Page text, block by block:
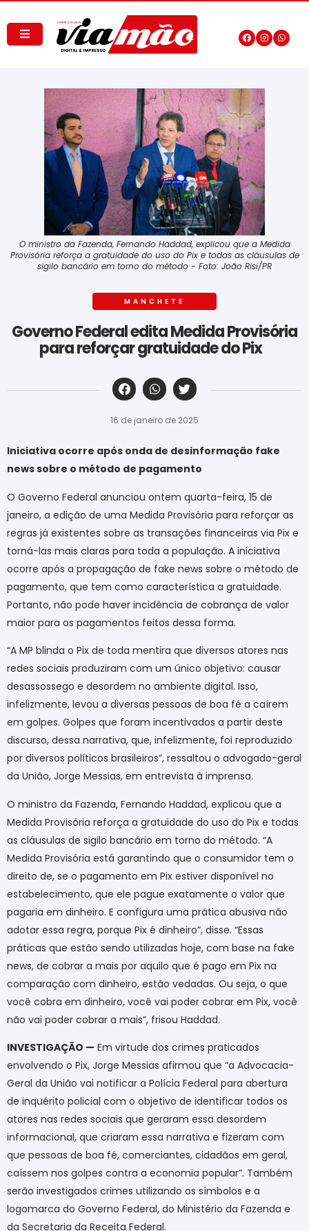
O ministro da Fazenda, Fernando Haddad, explicou que a Medida
Provisória reforça a gratuidade do uso do Pix e todas as cláusulas de
sigilo bancário em torno do método - Foto: João Risi/PR
MANCHETE
Governo Federal edita Medida Provisória
para reforçar gratuidade do Pix
‎ ‎ ‎ ‎ ‎ ‎ ‎ ‎ ‎ ‎ ‎ ‎ ‎ ‎ ‎ ‎ ‎ ‎ ‎ ‎ ‎ ‎ ‎ ‎ ‎ ‎ ‎ ‎ ‎ ‎ ‎
16 de janeiro de 2025
Iniciativa ocorre após onda de desinformação fake
news sobre o método de pagamento
O Governo Federal anunciou ontem quarta-feira, 15 de
janeiro, a edição de uma Medida Provisória para reforçar as
regras já existentes sobre as transações financeiras via Pix e
torná-las mais claras para toda a população. A iniciativa
ocorre após a propagação de fake news sobre o método de
pagamento, que tem como característica a gratuidade.
Portanto, não pode haver incidência de cobrança de valor
maior para os pagamentos feitos dessa forma.
“A MP blinda o Pix de toda mentira que diversos atores nas
redes sociais produziram com um único objetivo: causar
desassossego e desordem no ambiente digital. Isso,
infelizmente, levou a diversas pessoas de boa fé a caírem
em golpes. Golpes que foram incentivados a partir deste
discurso, dessa narrativa, que, infelizmente, foi reproduzido
por diversos políticos brasileiros”, ressaltou o advogado-geral
da União, Jorge Messias, em entrevista à imprensa.
O ministro da Fazenda, Fernando Haddad, explicou que a
Medida Provisória reforça a gratuidade do uso do Pix e todas
as cláusulas de sigilo bancário em torno do método. “A
Medida Provisória está garantindo que o consumidor tem o
direito de, se o pagamento em Pix estiver disponível no
estabelecimento, que ele pague exatamente o valor que
pagaria em dinheiro. E configura uma prática abusiva não
adotar essa regra, porque Pix é dinheiro”, disse. “Essas
práticas que estão sendo utilizadas hoje, com base na fake
news, de cobrar a mais por aquilo que é pago em Pix na
comparação com dinheiro, estão vedadas. Ou seja, o que
você cobra em dinheiro, você vai poder cobrar em Pix, você
não vai poder cobrar a mais”, frisou Haddad.
INVESTIGAÇÃO — Em virtude dos crimes praticados
envolvendo o Pix, Jorge Messias afirmou que “a Advocacia-
Geral da União vai notificar a Polícia Federal para abertura
de inquérito policial com o objetivo de identificar todos os
atores nas redes sociais que geraram essa desordem
informacional, que criaram essa narrativa e fizeram com
que pessoas de boa fé, comerciantes, cidadãos em geral,
caíssem nos golpes contra a economia popular”. Também
serão investigados crimes utilizando os símbolos e a
logomarca do Governo Federal, do Ministério da Fazenda e
da Secretaria da Receita Federal.